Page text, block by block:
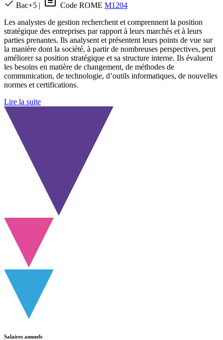
Bac+5 | Code ROME M1204
Les analystes de gestion recherchent et comprennent la position
stratégique des entreprises par rapport à leurs marchés et à leurs
parties prenantes. Ils analysent et présentent leurs points de vue sur
la manière dont la société, à partir de nombreuses perspectives, peut
améliorer sa position stratégique et sa structure interne. Ils évaluent
les besoins en matière de changement, de méthodes de
communication, de technologie, d’outils informatiques, de nouvelles
normes et certifications.
Lire la suite
Salaires annuels